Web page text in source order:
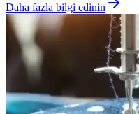
Daha fazla bilgi edinin